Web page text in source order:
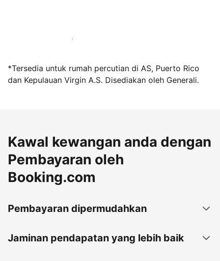
Jadi hos bersama kami hari ini
*Tersedia untuk rumah percutian di AS, Puerto Rico
dan Kepulauan Virgin A.S. Disediakan oleh Generali.
Kawal kewangan anda dengan
Pembayaran oleh
Booking.com
Pembayaran dipermudahkan
Jaminan pendapatan yang lebih baik